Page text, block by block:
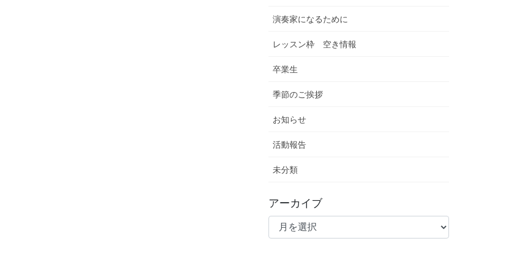
演奏家になるために
レッスン枠 空き情報
卒業生
季節のご挨拶
お知らせ
活動報告
未分類
アーカイブ
ア